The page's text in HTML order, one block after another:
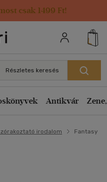
csak 1499 Ft!
Részletes keresés
Antikvár
irodalom Fantasy